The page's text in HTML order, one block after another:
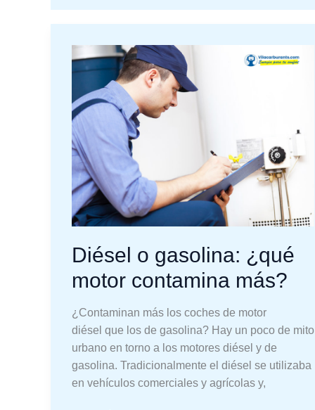
Diésel o gasolina: ¿qué
motor contamina más?
¿Contaminan más los coches de motor
diésel que los de gasolina? Hay un poco de mito
urbano en torno a los motores diésel y de
gasolina. Tradicionalmente el diésel se utilizaba
en vehículos comerciales y agrícolas y,
Diésel
o
gasolina:
¿qué
motor
contamina
más?